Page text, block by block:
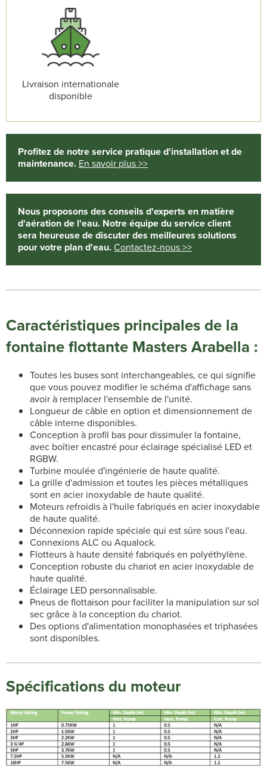
Livraison internationale
disponible
Profitez de notre service pratique d'installation et de
maintenance. En savoir plus >>
Nous proposons des conseils d'experts en matière
d'aération de l'eau. Notre équipe du service client
sera heureuse de discuter des meilleures solutions
pour votre plan d'eau.Contactez-nous >>
Caractéristiques principales de la
fontaine flottante Masters Arabella :
Toutes les buses sont interchangeables, ce qui signifie
que vous pouvez modifier le schéma d'affichage sans
avoir à remplacer l'ensemble de l'unité.
Longueur de câble en option et dimensionnement de
câble interne disponibles.
Conception à profil bas pour dissimuler la fontaine,
avec boîtier encastré pour éclairage spécialisé LED et
RGBW.
Turbine moulée d'ingénierie de haute qualité.
La grille d'admission et toutes les pièces métalliques
sont en acier inoxydable de haute qualité.
Moteurs refroidis à l'huile fabriqués en acier inoxydable
de haute qualité.
Déconnexion rapide spéciale qui est sûre sous l'eau.
Connexions ALC ou Aqualock.
Flotteurs à haute densité fabriqués en polyéthylène.
Conception robuste du chariot en acier inoxydable de
haute qualité.
Éclairage LED personnalisable.
Pneus de flottaison pour faciliter la manipulation sur sol
sec grâce à la conception du chariot.
Des options d'alimentation monophasées et triphasées
sont disponibles.
Spécifications du moteur